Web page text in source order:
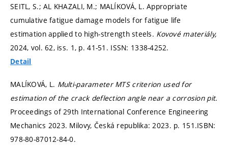
SEITL, S.; AL KHAZALI, M.; MALÍKOVÁ, L. Appropriate
cumulative fatigue damage models for fatigue life
estimation applied to high-strength steels. Kovové materiály,
2024, vol. 62, iss. 1, p. 41-51. ISSN: 1338-4252.
Detail
MALÍKOVÁ, L. Multi-parameter MTS criterion used for
estimation of the crack deflection angle near a corrosion pit.
Proceedings of 29th International Conference Engineering
Mechanics 2023. Milovy, Česká republika: 2023. p. 151.ISBN:
978-80-87012-84-0.